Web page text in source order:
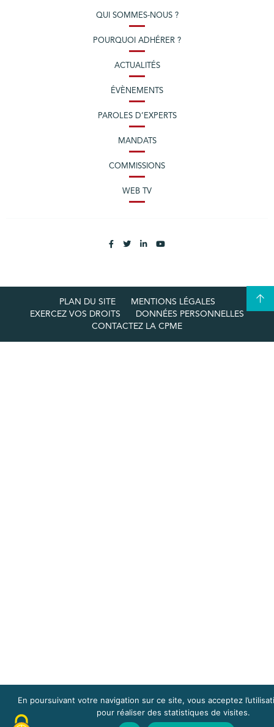
QUI SOMMES-NOUS ?
POURQUOI ADHÉRER ?
ACTUALITÉS
ÉVÈNEMENTS
PAROLES D’EXPERTS
MANDATS
COMMISSIONS
WEB TV
PLAN DU SITE
MENTIONS LÉGALES
EXERCEZ VOS DROITS
DONNÉES PERSONNELLES
CONTACTEZ LA CPME
En poursuivant votre navigation sur ce site, vous acceptez
pour réaliser des statistiques de visites.